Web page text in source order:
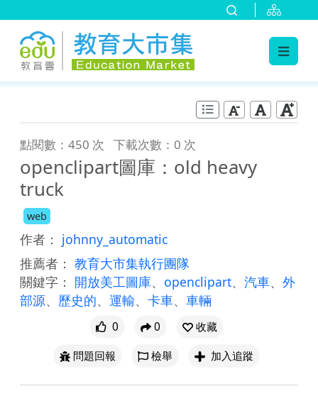
點閱數：450 次 下載次數：0 次
openclipart圖庫：old heavy
truck
web
作者： johnny_automatic
推薦者： 教育大市集執行團隊
關鍵字： 開放美工圖庫、 openclipart、 汽車、 外
部源、 歷史的、 運輸、 卡車、 車輛
0 0
收藏
問題回報
檢舉 加入追蹤